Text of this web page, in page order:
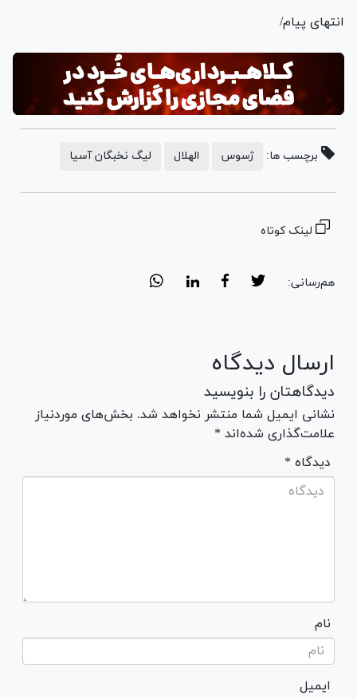
انتهای پیام/
برچسب ها: ژسوس الهلال لیگ نخبگان آسیا
لینک کوتاه
هم‌رسانی:
ارسال دیدگاه
دیدگاهتان را بنویسید
نشانی ایمیل شما منتشر نخواهد شد. بخش‌های موردنیاز
علامت‌گذاری شده‌اند *
* دیدگاه
نام
ایمیل